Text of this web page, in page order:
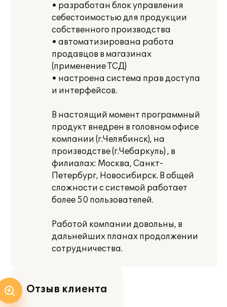
• разработан блок управления
себестоимостью для продукции
собственного производства
• автоматизирована работа
продавцов в магазинах
(применение ТСД)
• настроена система прав доступа
и интерфейсов.
В настоящий момент программный
продукт внедрен в головном офисе
компании (г.Челябинск), на
производстве (г.Чебаркуль) , в
филиалах: Москва, Санкт-
Петербург, Новосибирск. В общей
сложности с системой работает
более 50 пользователей.
Работой компании довольны, в
дальнейших планах продолжении
сотрудничества.
Отзыв клиента